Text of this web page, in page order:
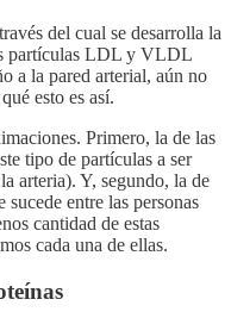
del cual se desarrolla la
partículas LDL y VLDL
a la pared arterial, aún no
esto es así.
Primero, la de las
tipo de partículas a ser
arteria). Y, segundo, la de
entre las personas
cantidad de estas
cada una de ellas.